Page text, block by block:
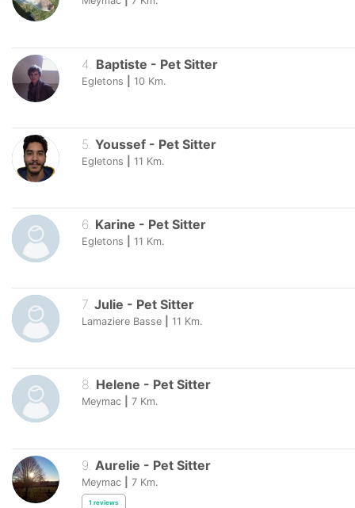
4 Baptiste - Pet Sitter
Egletons 10 Km.
5 Youssef - Pet Sitter
Egletons 11 Km.
6. Karine - Pet Sitter
Egletons 11 Km.
7. Julie - Pet Sitter
Lamaziere Basse 11 Km.
8. Helene - Pet Sitter
Meymac 7 Km.
9 Aurelie - Pet Sitter
Meymac 7 Km.
1 reviews